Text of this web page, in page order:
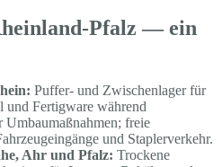
Pfalz — ein
Puffer- und Zwischenlager für
und Fertigware während
Umbaumaßnahmen; freie
und Staplerverkehr.
Ahr und Pfalz: Trockene